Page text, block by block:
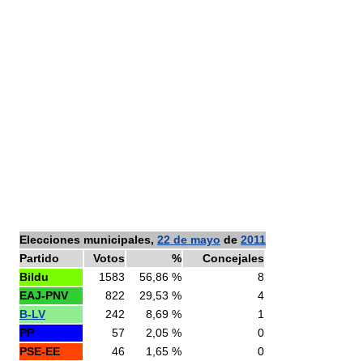
Elecciones municipales, 22 de mayo de 2011
Partido
Votos %
Concejales
Bildu
1583 56,86 %
8
EAJ-PNV
822 29,53 %
4
B-LV
242 8,69 %
1
PP
57 2,05 %
0
PSE-EE
46 1,65 %
0